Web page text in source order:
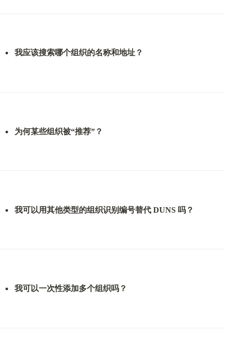
我应该搜索哪个组织的名称和地址？
为何某些组织被“推荐”？
我可以用其他类型的组织识别编号替代 DUNS 吗？
我可以一次性添加多个组织吗？